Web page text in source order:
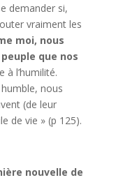
demander si,
vraiment les
moi, nous
que nos
à l’humilité.
nous
(de leur
de vie » (p 125).
nouvelle de